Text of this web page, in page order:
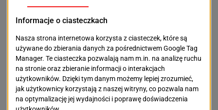
wykonana zostanie także renowacja oryginalnej
drewnianej podłogi. W pozostałych pomieszczeniach
będą przeprowadzane podobne prace remontowe.
– W ramach zagospodarowania
terenu podwórka przewiduje się